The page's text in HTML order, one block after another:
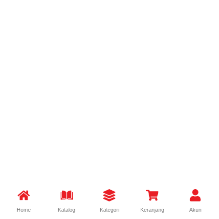
Home Katalog Kategori Keranjang Akun